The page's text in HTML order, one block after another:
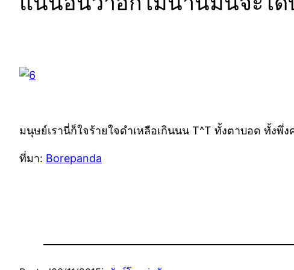
มนุษย์เรานี่ก็ใจร้ายใจดำเหลือเกินนน T^T ทั้งตาบอด ทั้ง
ที่มา: Borepanda